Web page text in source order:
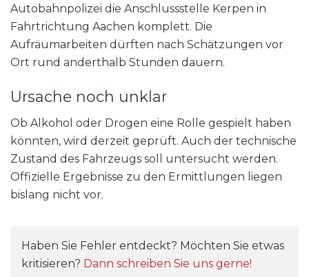
Autobahnpolizei die Anschlussstelle Kerpen in
Fahrtrichtung Aachen komplett. Die
Aufräumarbeiten dürften nach Schätzungen vor
Ort rund anderthalb Stunden dauern.
Ursache noch unklar
Ob Alkohol oder Drogen eine Rolle gespielt haben
könnten, wird derzeit geprüft. Auch der technische
Zustand des Fahrzeugs soll untersucht werden.
Offizielle Ergebnisse zu den Ermittlungen liegen
bislang nicht vor.
Haben Sie Fehler entdeckt? Möchten Sie etwas
kritisieren? Dann schreiben Sie uns gerne!